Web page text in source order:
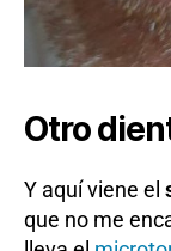
Otro
Y aquí viene el
que no me